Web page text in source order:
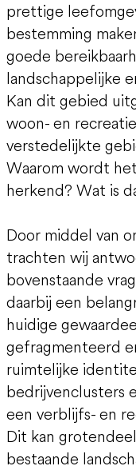
prettige
bestemming
goede
landschappelijke
Kan dit gebied
woon- en
verstedelijkte
Waarom wordt
herkend? Wat is
Door middel van
trachten wij
bovenstaande
daarbij een
huidige
gefragmenteerd
ruimtelijke
bedrijvenclusters
een verblijfs- en
Dit kan
bestaande